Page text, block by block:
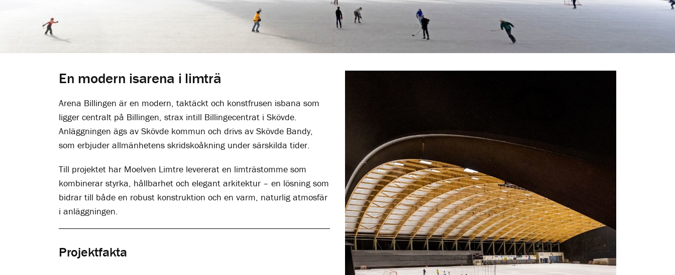
En modern isarena i limträ
Arena Billingen är en modern, taktäckt och konstfrusen isbana som
ligger centralt på Billingen, strax intill Billingecentrat i Skövde.
Anläggningen ägs av Skövde kommun och drivs av Skövde Bandy,
som erbjuder allmänhetens skridskoåkning under särskilda tider.
Till projektet har Moelven Limtre levererat en limträstomme som
kombinerar styrka, hållbarhet och elegant arkitektur – en lösning som
bidrar till både en robust konstruktion och en varm, naturlig atmosfär
i anläggningen.
Projektfakta